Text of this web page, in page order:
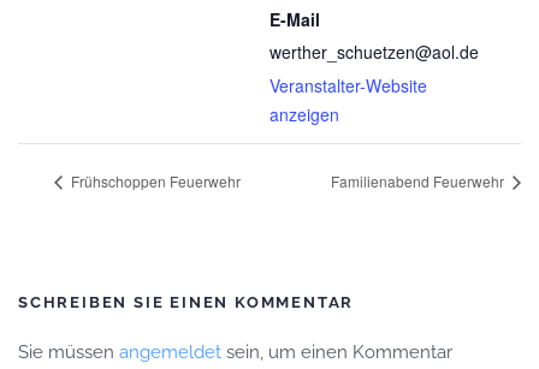
E-Mail
werther_schuetzen@aol.de
Veranstalter-Website
anzeigen
Frühschoppen Feuerwehr Familienabend Feuerwehr
SCHREIBEN SIE EINEN KOMMENTAR
Sie müssen angemeldet sein, um einen Kommentar